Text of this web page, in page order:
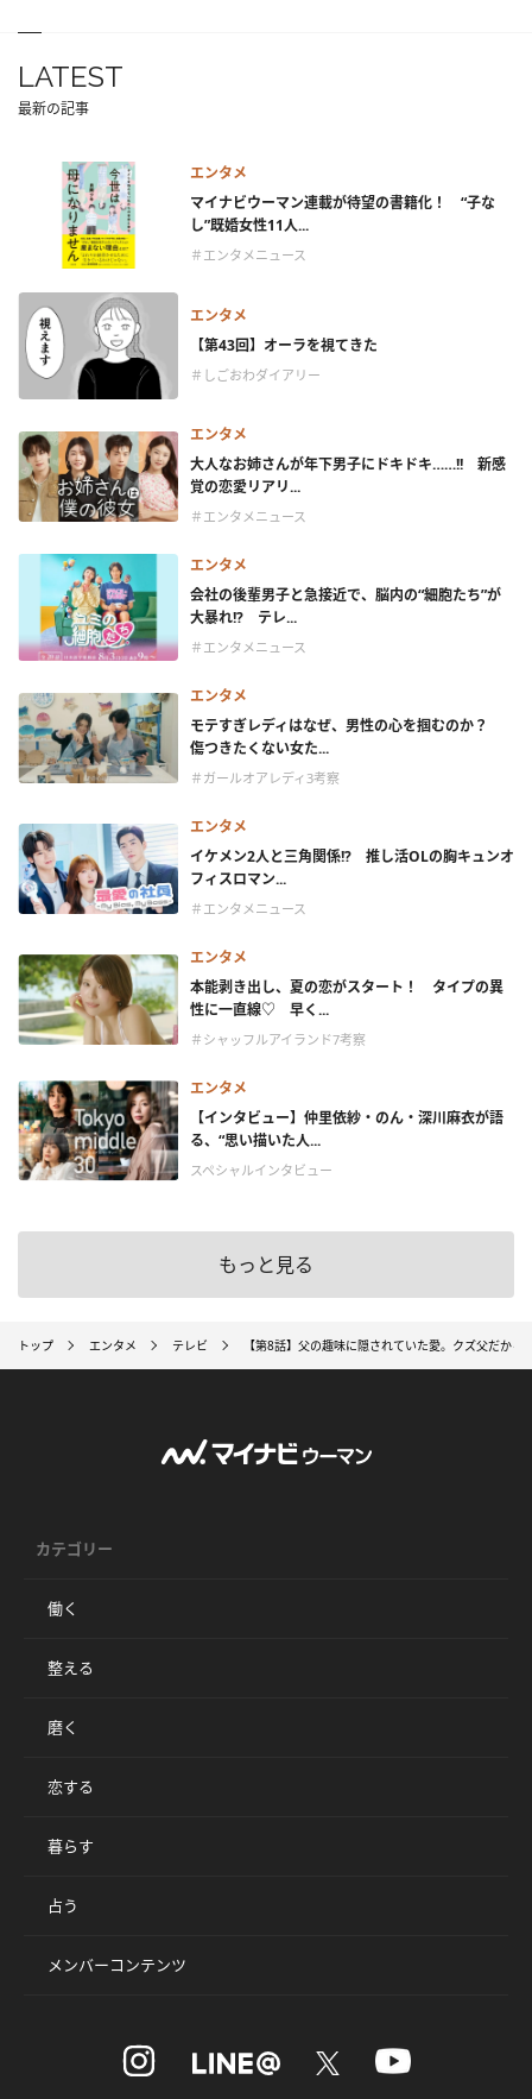
LATEST
最新の記事
エンタメ
マイナビウーマン連載が待望の書籍化！ “子な
し”既婚女性11人...
＃エンタメニュース
エンタメ
【第43回】オーラを視てきた
＃しごおわダイアリー
エンタメ
大人なお姉さんが年下男子にドキドキ……!! 新感
覚の恋愛リアリ...
＃エンタメニュース
エンタメ
会社の後輩男子と急接近で、脳内の“細胞たち”が
大暴れ!? テレ...
＃エンタメニュース
エンタメ
モテすぎレディはなぜ、男性の心を掴むのか？
傷つきたくない女た...
＃ガールオアレディ3考察
エンタメ
イケメン2人と三角関係!? 推し活OLの胸キュンオ
フィスロマン...
＃エンタメニュース
エンタメ
本能剥き出し、夏の恋がスタート！ タイプの異
性に一直線♡ 早く...
＃シャッフルアイランド7考察
エンタメ
【インタビュー】仲里依紗・のん・深川麻衣が語
る、“思い描いた人...
スペシャルインタビュー
もっと見る
トップ エンタメ テレビ 【第8話】父の趣味に隠されていた愛。クズ父だから
カテゴリー
働く
整える
磨く
恋する
暮らす
占う
メンバーコンテンツ